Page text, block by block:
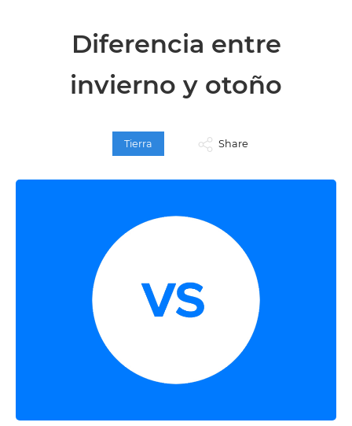
Diferencia entre
invierno y otoño
Tierra Share